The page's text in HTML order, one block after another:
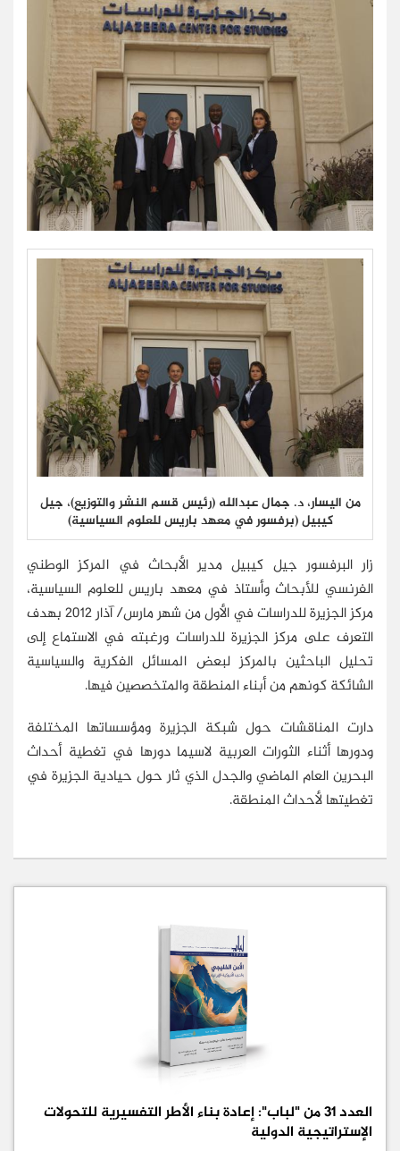
من اليسار، د. جمال عبدالله (رئيس قسم النشر والتوزيع)، جيل
كيبيل (برفسور في معهد باريس للعلوم السياسية)
زار البرفسور جيل كيبيل مدير الأبحاث في المركز الوطني
الفرنسي للأبحاث وأستاذ في معهد باريس للعلوم السياسية،
مركز الجزيرة للدراسات في الأول من شهر مارس/ آذار 2012 بهدف
التعرف على مركز الجزيرة للدراسات ورغبته في الاستماع إلى
تحليل الباحثين بالمركز لبعض المسائل الفكرية والسياسية
الشائكة كونهم من أبناء المنطقة والمتخصصين فيها.
دارت المناقشات حول شبكة الجزيرة ومؤسساتها المختلفة
ودورها أثناء الثورات العربية لاسيما دورها في تغطية أحداث
البحرين العام الماضي والجدل الذي ثار حول حيادية الجزيرة في
تغطيتها لأحداث المنطقة.
العدد 31 من "لباب": إعادة بناء الأطر التفسيرية للتحولات
الإستراتيجية الدولية